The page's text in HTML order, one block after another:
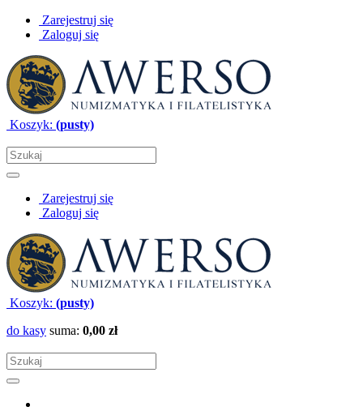
Zarejestruj się
Zaloguj się
Koszyk: (pusty)
Zarejestruj się
Zaloguj się
Koszyk: (pusty)
do kasy suma: 0,00 zł